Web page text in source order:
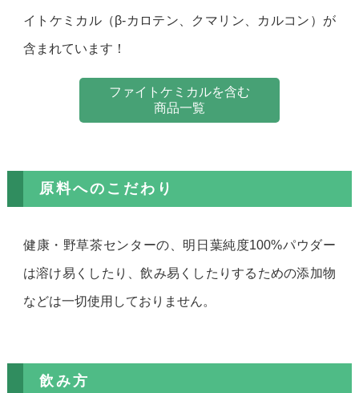
イトケミカル（β-カロテン、クマリン、カルコン）が
含まれています！
ファイトケミカルを含む
商品一覧
原料へのこだわり
健康・野草茶センターの、明日葉純度100%パウダー
は溶け易くしたり、飲み易くしたりするための添加物
などは一切使用しておりません。
飲み方